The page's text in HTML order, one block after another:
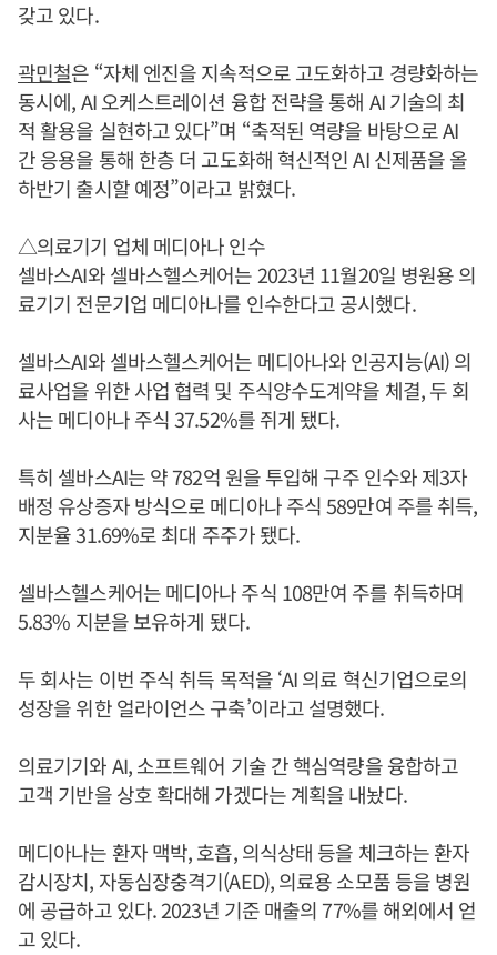
갖고 있다.
곽민철은 “자체 엔진을 지속적으로 고도화하고 경량화하는
동시에, AI 오케스트레이션 융합 전략을 통해 AI 기술의 최
적 활용을 실현하고 있다”며 “축적된 역량을 바탕으로 AI
간 응용을 통해 한층 더 고도화해 혁신적인 AI 신제품을 올
하반기 출시할 예정”이라고 밝혔다.
△의료기기 업체 메디아나 인수
셀바스AI와 셀바스헬스케어는 2023년 11월20일 병원용 의
료기기 전문기업 메디아나를 인수한다고 공시했다.
셀바스AI와 셀바스헬스케어는 메디아나와 인공지능(AI) 의
료사업을 위한 사업 협력 및 주식양수도계약을 체결, 두 회
사는 메디아나 주식 37.52%를 쥐게 됐다.
특히 셀바스AI는 약 782억 원을 투입해 구주 인수와 제3자
배정 유상증자 방식으로 메디아나 주식 589만여 주를 취득,
지분율 31.69%로 최대 주주가 됐다.
셀바스헬스케어는 메디아나 주식 108만여 주를 취득하며
5.83% 지분을 보유하게 됐다.
두 회사는 이번 주식 취득 목적을 ‘AI 의료 혁신기업으로의
성장을 위한 얼라이언스 구축’이라고 설명했다.
의료기기와 AI, 소프트웨어 기술 간 핵심역량을 융합하고
고객 기반을 상호 확대해 가겠다는 계획을 내놨다.
메디아나는 환자 맥박, 호흡, 의식상태 등을 체크하는 환자
감시장치, 자동심장충격기(AED), 의료용 소모품 등을 병원
에 공급하고 있다. 2023년 기준 매출의 77%를 해외에서 얻
고 있다.